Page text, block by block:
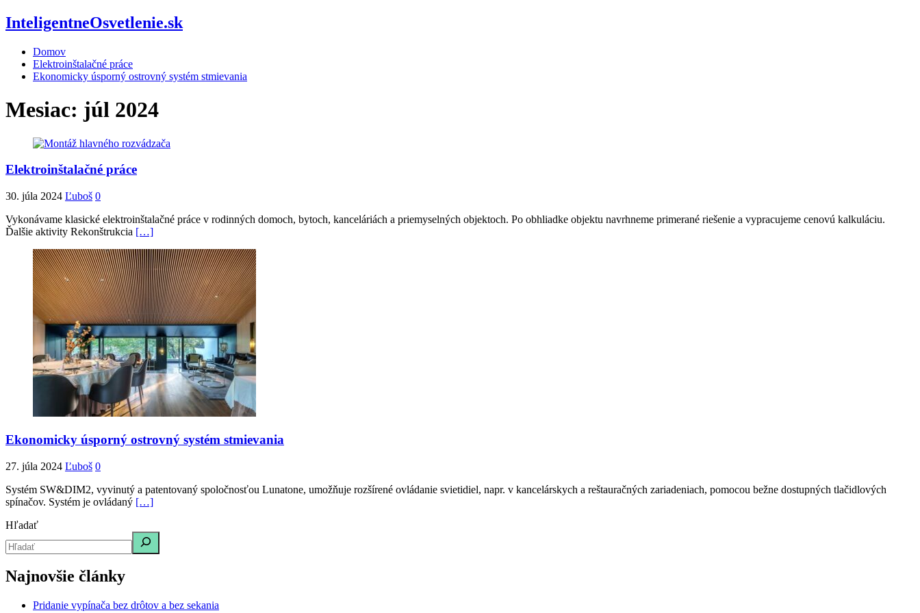
InteligentneOsvetlenie.sk
Domov
Elektroinštalačné práce
Ekonomicky úsporný ostrovný systém stmievania
Mesiac: júl 2024
Elektroinštalačné práce
30. júla 2024 Ľuboš 0
Vykonávame klasické elektroinštalačné práce v rodinných domoch, bytoch, kanceláriách a priemyselných objektoch. Po obhliadke objektu navrhneme primerané riešenie a vypracujeme cenovú kalkuláciu.
Ďalšie aktivity Rekonštrukcia […]
Ekonomicky úsporný ostrovný systém stmievania
27. júla 2024 Ľuboš 0
Systém SW&DIM2, vyvinutý a patentovaný spoločnosťou Lunatone, umožňuje rozšírené ovládanie svietidiel, napr. v kancelárskych a reštauračných zariadeniach, pomocou bežne dostupných tlačidlových
spínačov. Systém je ovládaný […]
Hľadať
Najnovšie články
Pridanie vypínača bez drôtov a bez sekania